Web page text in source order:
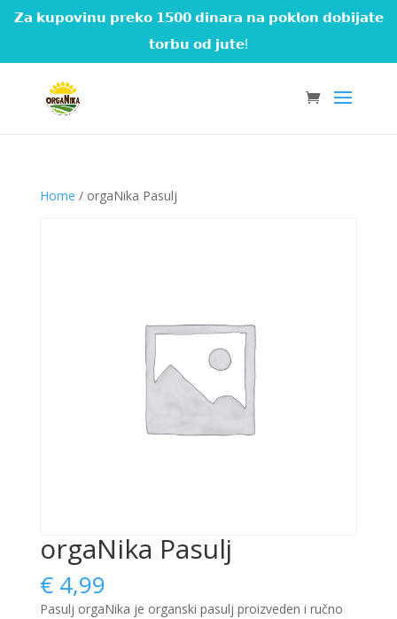
𝗭𝗮 𝗸𝘂𝗽𝗼𝘃𝗶𝗻𝘂 𝗽𝗿𝗲𝗸𝗼 𝟭𝟱𝟬𝟬 𝗱𝗶𝗻𝗮𝗿𝗮 𝗻𝗮 𝗽𝗼𝗸𝗹𝗼𝗻 𝗱𝗼𝗯𝗶𝗷𝗮𝘁𝗲
𝘁𝗼𝗿𝗯𝘂 𝗼𝗱 𝗷𝘂𝘁𝗲!
Home / orgaNika Pasulj
orgaNika Pasulj
€4,99
Pasulj orgaNika je organski pasulj proizveden i ručno